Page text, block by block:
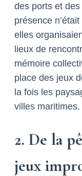
des ports et
présence
elles
lieux de
mémoire
place des jeux
la fois les
villes maritimes.
2. De la
jeux